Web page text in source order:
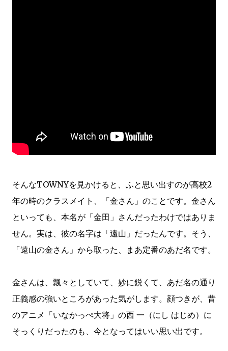
そんなTOWNYを見かけると、ふと思い出すのが高校2
年の時のクラスメイト、「金さん」のことです。金さん
といっても、本名が「金田」さんだったわけではありま
せん。実は、彼の名字は「遠山」だったんです。そう、
「遠山の金さん」から取った、まあ定番のあだ名です。
金さんは、飄々としていて、妙に鋭くて、あだ名の通り
正義感の強いところがあった気がします。顔つきが、昔
のアニメ「いなかっぺ大将」の西 一（にし はじめ）に
そっくりだったのも、今となってはいい思い出です。